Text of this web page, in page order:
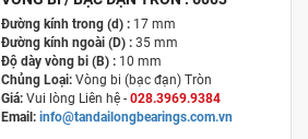
Đường kính trong (d) :17 mm
Đường kính ngoài (D) :35 mm
Độ dày vòng bi (B) :10 mm
Chủng Loại: Vòng bi (bạc đạn) Tròn
Giá:Vui lòng Liên hệ - 028.3969.9384
Email: info@tandailongbearings.com.vn